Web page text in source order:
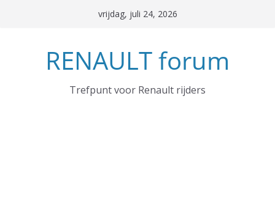
vrijdag, juli 24, 2026
RENAULT forum
Trefpunt voor Renault rijders